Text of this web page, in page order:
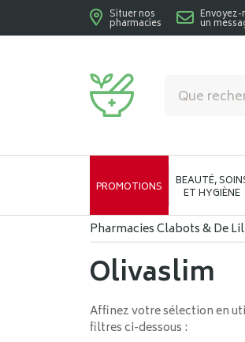
Situer nos
pharmacies
Envoyez-
un
PROMOTIONS BEAUTÉ,
ET HYGIÈNE
Pharmacies Clabots & De
Olivaslim
Affinez votre sélection en
filtres ci-dessous :